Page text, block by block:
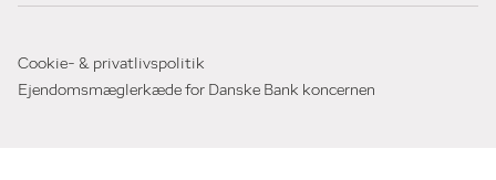
Cookie- & privatlivspolitik
Ejendomsmæglerkæde for Danske Bank koncernen